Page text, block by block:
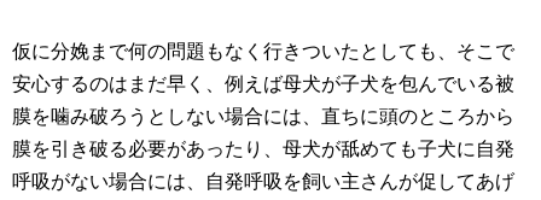
仮に分娩まで何の問題もなく行きついたとしても、そこで
安心するのはまだ早く、例えば母犬が子犬を包んでいる被
膜を噛み破ろうとしない場合には、直ちに頭のところから
膜を引き破る必要があったり、母犬が舐めても子犬に自発
呼吸がない場合には、自発呼吸を飼い主さんが促してあげ